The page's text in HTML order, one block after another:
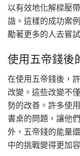
以有效地化解樑壓
諧。這樣的成功案
勵著更多的人去嘗
使用五帝錢後
在使用五帝錢後，
改變。這些改變不
勢的改善。許多使
書桌的問題，讓他
外，五帝錢的能量
中的挑戰變得更加